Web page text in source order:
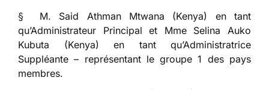
§ M. Said Athman Mtwana (Kenya) en tant
qu’Administrateur Principal et Mme Selina Auko
Kubuta (Kenya) en tant qu’Administratrice
Suppléante – représentant le groupe 1 des pays
membres.